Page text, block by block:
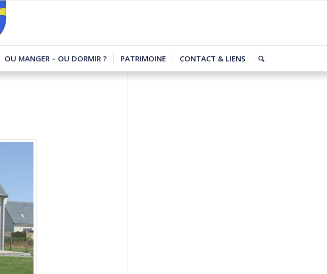
OU MANGER – OU DORMIR ? PATRIMOINE CONTACT & LIENS